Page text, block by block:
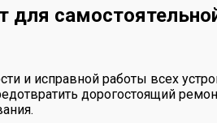
для
и исправной работы всех
дорогостоящий